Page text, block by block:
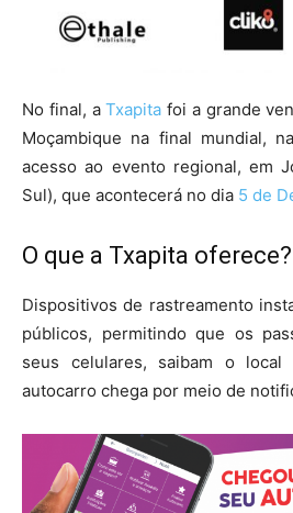
No final, aTxapita foi a grande
Moçambique na final mundial,
acesso ao evento regional, em
Sul), que acontecerá no dia 5 de
O que a Txapita oferece?
Dispositivos de rastreamento
públicos, permitindo que os
seus celulares, saibam o
autocarro chega por meio de